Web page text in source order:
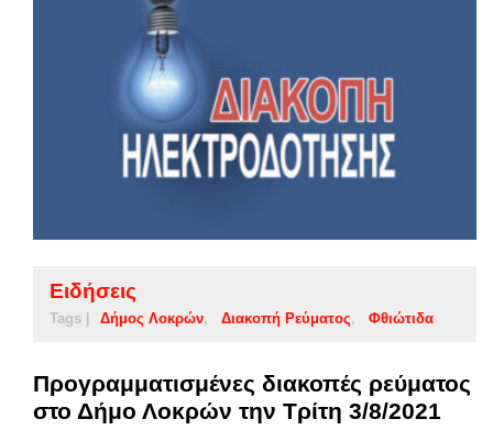
Ειδήσεις
Tags | Δήμος Λοκρών Διακοπή Ρεύματος Φθιώτιδα
Προγραμματισμένες διακοπές ρεύματος
στο Δήμο Λοκρών την Τρίτη 3/8/2021